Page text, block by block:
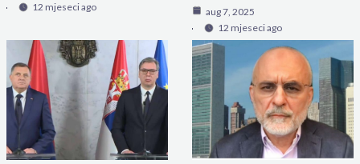
12 mjeseci ago
aug 7, 2025
12 mjeseci ago